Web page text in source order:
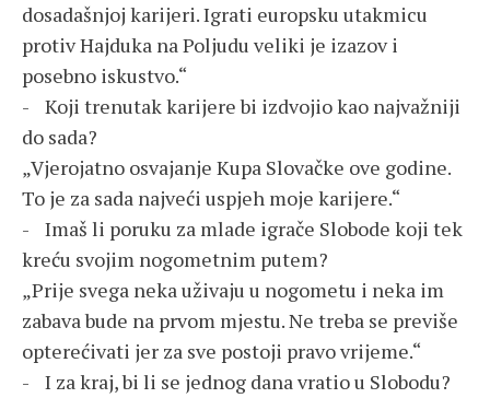
dosadašnjoj karijeri. Igrati europsku utakmicu
protiv Hajduka na Poljudu veliki je izazov i
posebno iskustvo.“
- Koji trenutak karijere bi izdvojio kao najvažniji
do sada?
„Vjerojatno osvajanje Kupa Slovačke ove godine.
To je za sada najveći uspjeh moje karijere.“
- Imaš li poruku za mlade igrače Slobode koji tek
kreću svojim nogometnim putem?
„Prije svega neka uživaju u nogometu i neka im
zabava bude na prvom mjestu. Ne treba se previše
opterećivati jer za sve postoji pravo vrijeme.“
- I za kraj, bi li se jednog dana vratio u Slobodu?